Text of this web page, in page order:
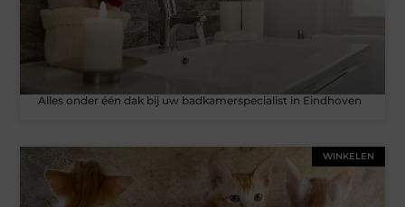
Alles onder één dak bij uw badkamerspecialist in Eindhoven
WINKELEN